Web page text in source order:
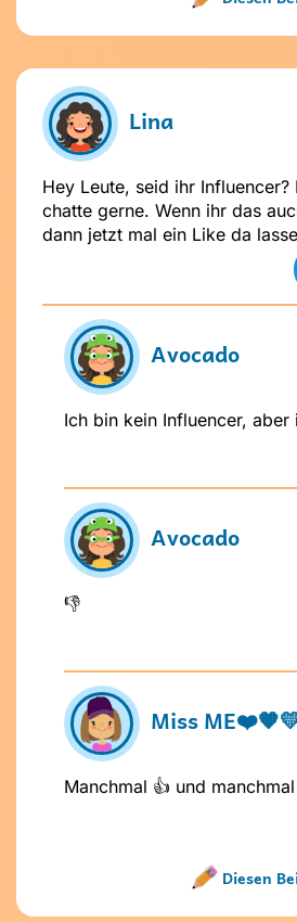
Name nicht
Name und
Stelle dir
Fragen
Ist mein Text
respektvoll?
Ist mein Beitrag für
Möchte ich, dass
mich wissen?
Lina
Hey Leute, seid ihr
chatte gerne. Wenn ihr das
dann jetzt mal ein Like da
Avocado
Ich bin kein Influencer, aber
Avocado
👎
Miss
Manchmal 👍 und
Diesen